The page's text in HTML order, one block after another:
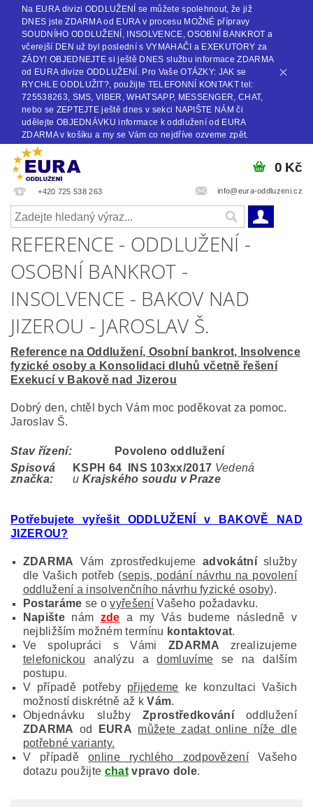
Na EURA divizi ODDLUŽENÍ se můžete spolehnout, že již
DNES jste ZDARMA od EURA v procesu MOŽNÉ přípravy
SOUDNÍHO ODDLUŽENÍ, INSOLVENCE, OSOBNÍ BANKROT a
včerejší DEN už byl poslední s VYMAHAČI a EXEKUTORY za
ZÁDY! OBJEDNEJTE si ještě DNES službu informace ZDARMA
od EURA divize ODDLUŽENÍ. Pro Vaše OTÁZKY: JAK se
RYCHLE ODDLUŽIT?, použijte TELEFONNÍ KONTAKT tel:
725538263, SMS, VIBER, WHATSAPP, MESSENGER, CHAT,
nebo se ZEPTEJTE ještě dnes v sekci NAPIŠTE NÁM či
udělejte OBJEDNÁVKU informace k oddlužení od EURA
ZDARMA v košíku a my se Vám co nejdříve ozveme zpět.
+420 725 538 263 info@eura-oddluzeni.cz
0 Kč
REFERENCE - ODDLUŽENÍ -
OSOBNÍ BANKROT -
INSOLVENCE - BAKOV NAD
JIZEROU - JAROSLAV Š.
Reference na Oddlužení, Osobní bankrot, Insolvence
fyzické osoby a Konsolidaci dluhů včetně řešení
Exekucí v Bakově nad Jizerou
Dobrý den, chtěl bych Vám moc poděkovat za pomoc.
Jaroslav Š.
Stav řízení:
Povoleno oddlužení
Spisová
značka:
KSPH 64 INS 103xx/2017 Vedená
u Krajského soudu v Praze
Potřebujete vyřešit ODDLUŽENÍ v BAKOVĚ NAD
JIZEROU?
ZDARMA Vám zprostředkujeme advokátníslužby
dle Vašich potřeb (sepis, podání návrhu na povolení
oddlužení a insolvenčního návrhu fyzické osoby).
Postaráme se ovyřešeníVašeho požadavku.
Napištenám zde a my Vás budeme následně v
nejbližším možném termínu kontaktovat.
Ve spolupráci s Vámi ZDARMA zrealizujeme
telefonickou analýzu adomluvíme se na dalším
postupu.
V případě potřeby přijedeme ke konzultaci Vašich
možností diskrétně až kVám.
Objednávku služby
Zprostředkováníoddlužení
ZDARMA od EURA můžete zadat online níže dle
potřebné varianty.
V případěonline rychlého zodpovězení Vašeho
dotazu použijte chatvpravo dole.